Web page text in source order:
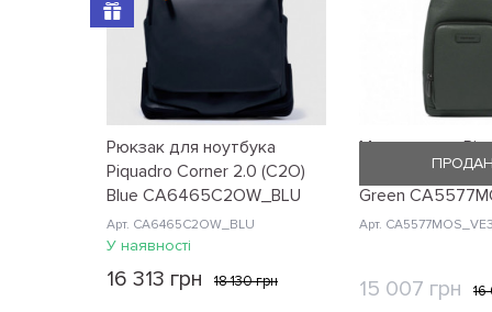
Рюкзак для ноутбука
Piquadro Corner 2.0 (C2O)
Blue CA6465C2OW_BLU
Арт. CA6465C2OW_BLU
У наявності
16 313 грн 18 130 грн
Монорюкзак
Modus Restyling
Green
Арт. CA5577MOS_VE3
15 007 грн 16